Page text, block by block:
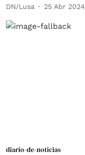
DN/Lusa 25 Abr 2024
diario-de-noticias